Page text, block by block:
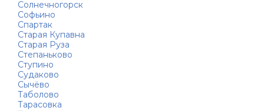
Солнечногорск
Софьино
Спартак
Старая Купавна
Старая Руза
Степаньково
Ступино
Судаково
Сычёво
Таболово
Тарасовка